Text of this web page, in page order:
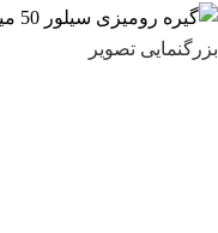
بزرگنمایی تصویر